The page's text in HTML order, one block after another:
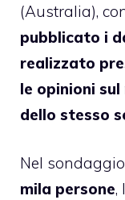
(Australia),
pubblicato i
realizzato
le opinioni
dello stesso
Nel
mila persone,